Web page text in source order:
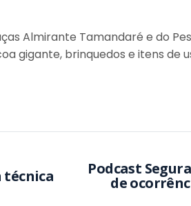
Almirante Tamandaré e do
brinquedos e itens de
técnica Podcast
de